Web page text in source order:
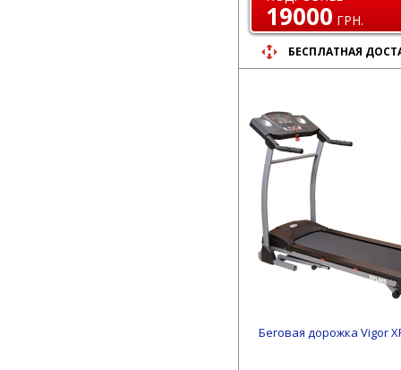
19000 ГРН.
БЕСПЛАТНАЯ
Беговая дорожка Vigor